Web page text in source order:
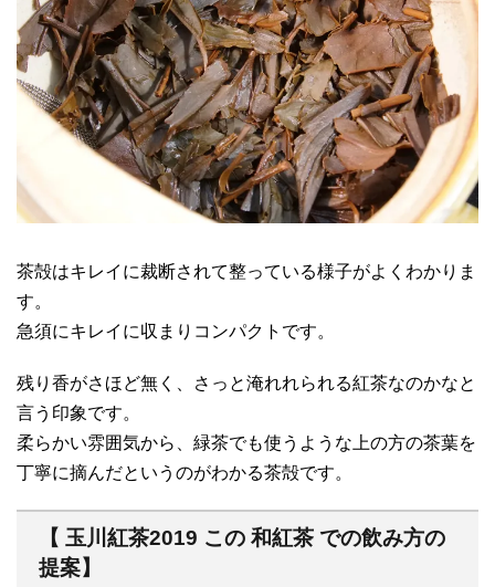
茶殻はキレイに裁断されて整っている様子がよくわかりま
す。
急須にキレイに収まりコンパクトです。
残り香がさほど無く、さっと淹れれられる紅茶なのかなと
言う印象です。
柔らかい雰囲気から、緑茶でも使うような上の方の茶葉を
丁寧に摘んだというのがわかる茶殻です。
【 玉川紅茶2019 この 和紅茶 での飲み方の
提案】